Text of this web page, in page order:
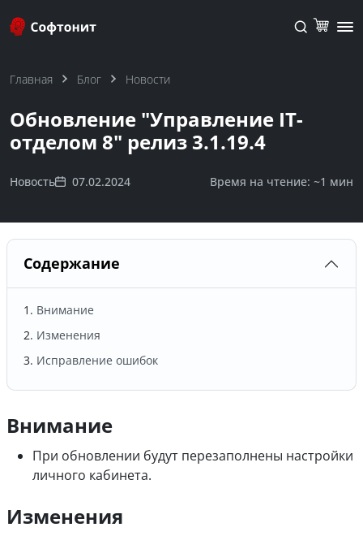
Главная Блог Новости
Обновление "Управление IT-
отделом 8" релиз 3.1.19.4
Новость 07.02.2024 Время на чтение: ~1 мин
Содержание
Внимание
Изменения
Исправление ошибок
Внимание
При обновлении будут перезаполнены настройки
личного кабинета.
Изменения